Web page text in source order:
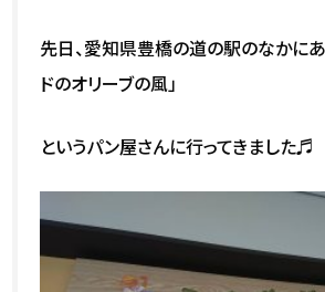
先日、愛知県豊橋の道の駅のなかにあ
ドのオリーブの風」
というパン屋さんに行ってきました♬